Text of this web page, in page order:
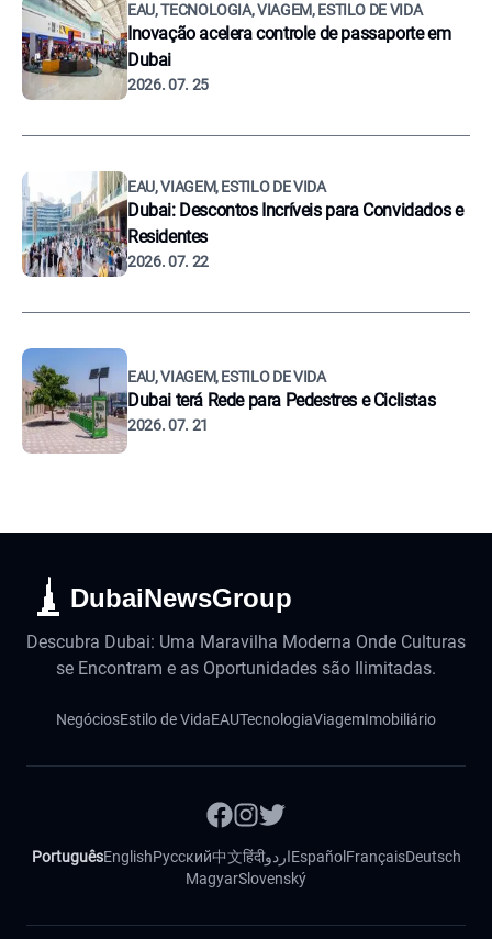
EAU, TECNOLOGIA, VIAGEM, ESTILO DE VIDA
Inovação acelera controle de passaporte em
Dubai
2026. 07. 25
EAU, VIAGEM, ESTILO DE VIDA
Dubai: Descontos Incríveis para Convidados e
Residentes
2026. 07. 22
EAU, VIAGEM, ESTILO DE VIDA
Dubai terá Rede para Pedestres e Ciclistas
2026. 07. 21
DubaiNewsGroup
Descubra Dubai: Uma Maravilha Moderna Onde Culturas
se Encontram e as Oportunidades são Ilimitadas.
NegóciosEstilo de VidaEAUTecnologiaViagemImobiliário
PortuguêsEnglishРусский中文हिंदीاردوEspañol FrançaisDeutsch
MagyarSlovenský